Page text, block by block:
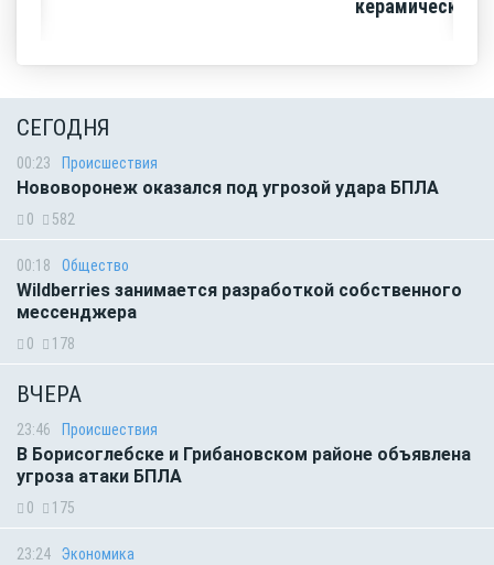
керамический
СЕГОДНЯ
00:23 Происшествия
Нововоронеж оказался под угрозой удара БПЛА
0 582
00:18 Общество
Wildberries занимается разработкой собственного
мессенджера
0 178
ВЧЕРА
23:46 Происшествия
В Борисоглебске и Грибановском районе объявлена
угроза атаки БПЛА
0 175
23:24 Экономика